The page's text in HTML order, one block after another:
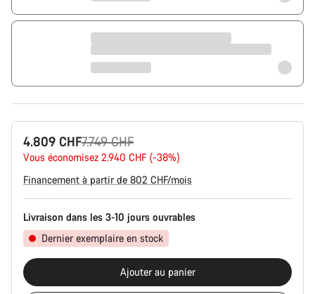
4.809 CHF
Prix
d’origine
7.749 CHF
Vous économisez 2.940 CHF (-38%)
Financement à partir de 802 CHF/mois
Livraison dans les 3-10 jours ouvrables
Dernier exemplaire en stock
Ajouter au panier